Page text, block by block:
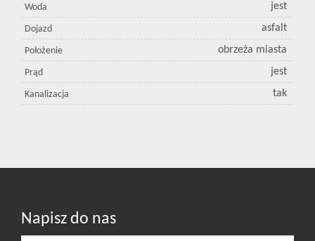
Woda jest
Dojazd asfalt
Położenie obrzeża miasta
Prąd jest
Kanalizacja tak
Napisz do nas